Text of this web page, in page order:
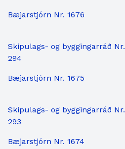
Bæjarstjórn Nr. 1676
Skipulags- og byggingarráð Nr.
294
Bæjarstjórn Nr. 1675
Skipulags- og byggingarráð Nr.
293
Bæjarstjórn Nr. 1674